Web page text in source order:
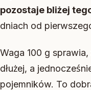
pozostaje bliżej
dniach od
Waga 100 g
dłużej, a
pojemników. To